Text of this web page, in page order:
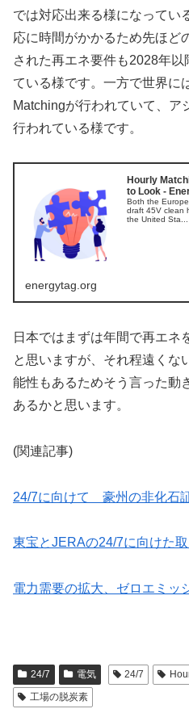
では対応出来る様になってい
応に時間がかかるため先ほど
された再エネ要件も2028年
ている様です。一方で世界に
Matchingが行われていて、ア
行われている様です。
Hourly
to Look -
Both the
draft 45V clean
the United Sta...
energytag.org
日本ではまずは年間で再エネ
と思いますが、それ程遠くな
能性もあるためそう言った動
あるかと思います。
(関連記事)
24/7に向けて 豪州の非化石
東宝とJERAの24/7に向けた
電力需要の拡大、ゼロエミッ
24/7 電気 24/7
工場の脱炭素